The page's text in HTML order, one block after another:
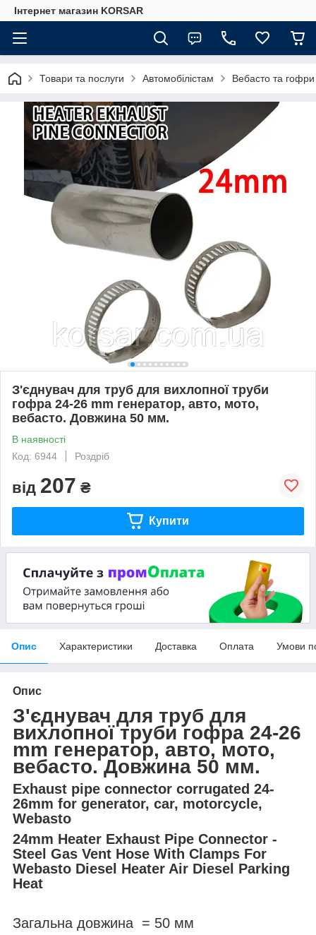
Iнтернет магазин KORSAR
Товари та послуги Автомобілістам Вебасто та гофри
З'єднувач для труб для вихлопної труби
гофра 24-26 mm генератор, авто, мото,
вебасто. Довжина 50 мм.
В наявності
Код: 6944
Роздріб
від 207 ₴
Купити
Опис Характеристики Доставка Оплата Умови
Опис
З'єднувач для труб для
вихлопної труби гофра 24-26
mm генератор, авто, мото,
вебасто. Довжина 50 мм.
Exhaust pipe connector corrugated 24-
26mm for generator, car, motorcycle,
Webasto
24mm Heater Exhaust Pipe Connector -
Steel Gas Vent Hose With Clamps For
Webasto Diesel Heater Air Diesel Parking
Heat
Загальна довжина = 50 мм